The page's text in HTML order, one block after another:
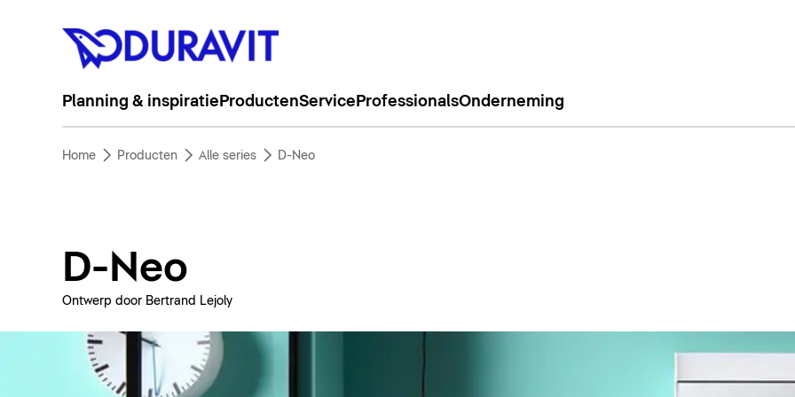
Planning & inspiratie ProductenService ProfessionalsOnderneming
Home Producten Alle series D-Neo
D-Neo
Ontwerp door Bertrand Lejoly